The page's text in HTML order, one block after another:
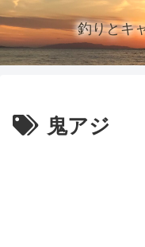
釣りとキ
鬼アジ